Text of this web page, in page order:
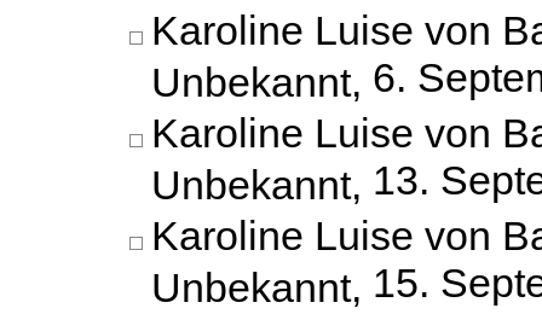
Karoline Luise von
Unbekannt, 6.
Karoline Luise von
Unbekannt, 13.
Karoline Luise von
Unbekannt, 15.